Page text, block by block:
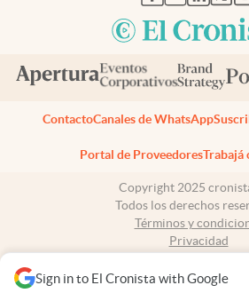
Sign in to El Cronista with Google
ContactoCanales de WhatsApp
Portal de ProveedoresTrabajá
Copyright 2025
Todos los derechos
Términos y
Privacidad
Tel: +54 11 7078-